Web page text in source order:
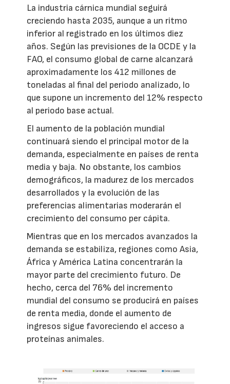
La industria cárnica mundial seguirá
creciendo hasta 2035, aunque a un ritmo
inferior al registrado en los últimos diez
años. Según las previsiones de la OCDE y la
FAO, el consumo global de carne alcanzará
aproximadamente los 412 millones de
toneladas al final del periodo analizado, lo
que supone un incremento del 12% respecto
al periodo base actual.
El aumento de la población mundial
continuará siendo el principal motor de la
demanda, especialmente en países de renta
media y baja. No obstante, los cambios
demográficos, la madurez de los mercados
desarrollados y la evolución de las
preferencias alimentarias moderarán el
crecimiento del consumo per cápita.
Mientras que en los mercados avanzados la
demanda se estabiliza, regiones como Asia,
África y América Latina concentrarán la
mayor parte del crecimiento futuro. De
hecho, cerca del 76% del incremento
mundial del consumo se producirá en países
de renta media, donde el aumento de
ingresos sigue favoreciendo el acceso a
proteínas animales.